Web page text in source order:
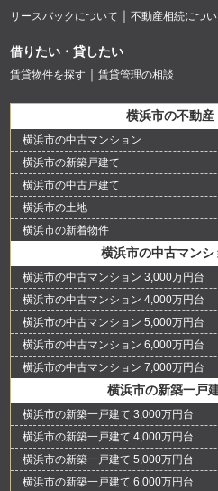
リースバックについて
不動産相続につ
借りたい・貸したい
賃貸物件を探す 賃貸管理の相談
横浜市の不動産
横浜市の中古マンション
横浜市の新築戸建て
横浜市の中古戸建て
横浜市の土地
横浜市の新着物件
横浜市の中古マン
横浜市の中古マンション 3,000万円台
横浜市の中古マンション 4,000万円台
横浜市の中古マンション 5,000万円台
横浜市の中古マンション 6,000万円台
横浜市の中古マンション 7,000万円台
横浜市の新築一戸
横浜市の新築一戸建て 3,000万円台
横浜市の新築一戸建て 4,000万円台
横浜市の新築一戸建て 5,000万円台
横浜市の新築一戸建て 6,000万円台